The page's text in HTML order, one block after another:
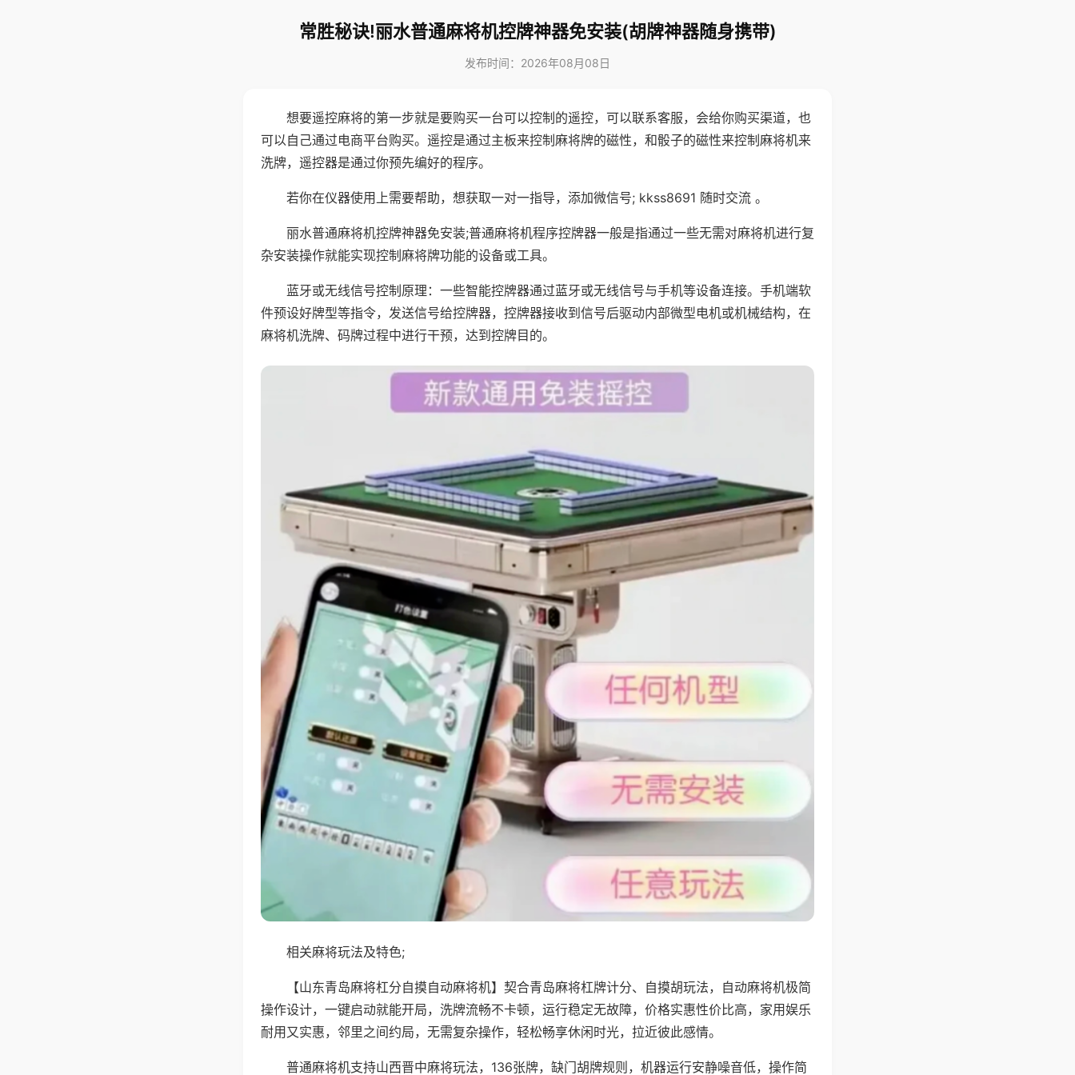
常胜秘诀!丽水普通麻将机控牌神器免安装(胡牌神器随身携带)
发布时间：2026年08月08日
想要遥控麻将的第一步就是要购买一台可以控制的遥控，可以联系客服，会给你购买渠道，也
可以自己通过电商平台购买。遥控是通过主板来控制麻将牌的磁性，和骰子的磁性来控制麻将机来
洗牌，遥控器是通过你预先编好的程序。
若你在仪器使用上需要帮助，想获取一对一指导，添加微信号; kkss8691 随时交流 。
丽水普通麻将机控牌神器免安装;普通麻将机程序控牌器一般是指通过一些无需对麻将机进行复
杂安装操作就能实现控制麻将牌功能的设备或工具。
蓝牙或无线信号控制原理：一些智能控牌器通过蓝牙或无线信号与手机等设备连接。手机端软
件预设好牌型等指令，发送信号给控牌器，控牌器接收到信号后驱动内部微型电机或机械结构，在
麻将机洗牌、码牌过程中进行干预，达到控牌目的。
相关麻将玩法及特色;
【山东青岛麻将杠分自摸自动麻将机】契合青岛麻将杠牌计分、自摸胡玩法，自动麻将机极简
操作设计，一键启动就能开局，洗牌流畅不卡顿，运行稳定无故障，价格实惠性价比高，家用娱乐
耐用又实惠，邻里之间约局，无需复杂操作，轻松畅享休闲时光，拉近彼此感情。
普通麻将机支持山西晋中麻将玩法，136张牌，缺门胡牌规则，机器运行安静噪音低，操作简